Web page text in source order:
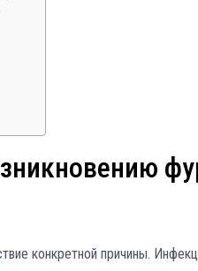
конкретной причины.